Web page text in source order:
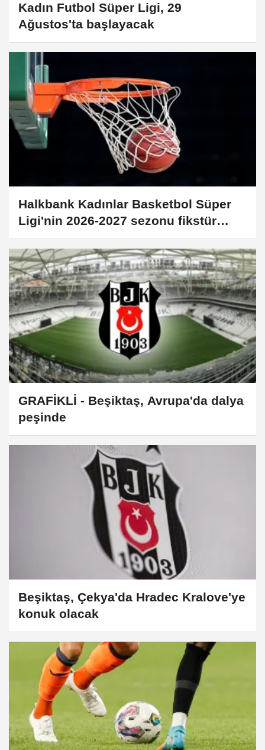
Kadın Futbol Süper Ligi, 29
Ağustos'ta başlayacak
Halkbank Kadınlar Basketbol Süper
Ligi'nin 2026-2027 sezonu fikstür
çekimi yapıldı
GRAFİKLİ - Beşiktaş, Avrupa'da dalya
peşinde
Beşiktaş, Çekya'da Hradec Kralove'ye
konuk olacak